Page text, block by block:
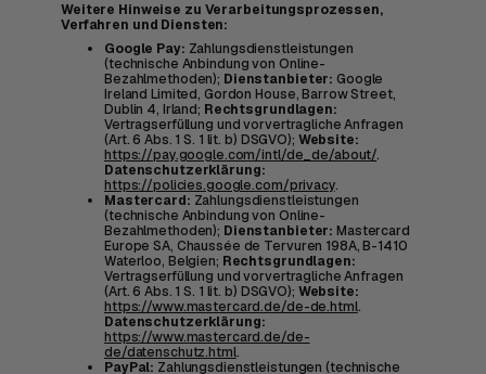
Weitere Hinweise zu Verarbeitungsprozessen,
Verfahren und Diensten:
Google Pay: Zahlungsdienstleistungen
(technische Anbindung von Online-
Bezahlmethoden); Dienstanbieter: Google
Ireland Limited, Gordon House, Barrow Street,
Dublin 4, Irland; Rechtsgrundlagen:
Vertragserfüllung und vorvertragliche Anfragen
(Art. 6 Abs. 1 S. 1 lit. b) DSGVO); Website:
https://pay.google.com/intl/de_de/about/.
Datenschutzerklärung:
https://policies.google.com/privacy.
Mastercard: Zahlungsdienstleistungen
(technische Anbindung von Online-
Bezahlmethoden); Dienstanbieter: Mastercard
Europe SA, Chaussée de Tervuren 198A, B-1410
Waterloo, Belgien; Rechtsgrundlagen:
Vertragserfüllung und vorvertragliche Anfragen
(Art. 6 Abs. 1 S. 1 lit. b) DSGVO); Website:
https://www.mastercard.de/de-de.html.
Datenschutzerklärung:
https://www.mastercard.de/de-
de/datenschutz.html.
PayPal: Zahlungsdienstleistungen (technische